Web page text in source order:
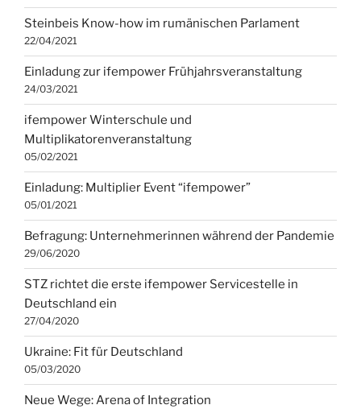
Steinbeis Know-how im rumänischen Parlament
22/04/2021
Einladung zur ifempower Frühjahrsveranstaltung
24/03/2021
ifempower Winterschule und
Multiplikatorenveranstaltung
05/02/2021
Einladung: Multiplier Event “ifempower”
05/01/2021
Befragung: Unternehmerinnen während der Pandemie
29/06/2020
STZ richtet die erste ifempower Servicestelle in
Deutschland ein
27/04/2020
Ukraine: Fit für Deutschland
05/03/2020
Neue Wege: Arena of Integration